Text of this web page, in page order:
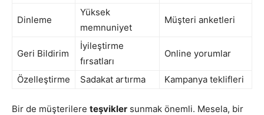
Dinleme
Yüksek
memnuniyet
Müşteri anketleri
Geri Bildirim
İyileştirme
fırsatları
Online yorumlar
Özelleştirme Sadakat artırma Kampanya teklifleri
Bir de müşterilere teşvikler sunmak önemli. Mesela, bir